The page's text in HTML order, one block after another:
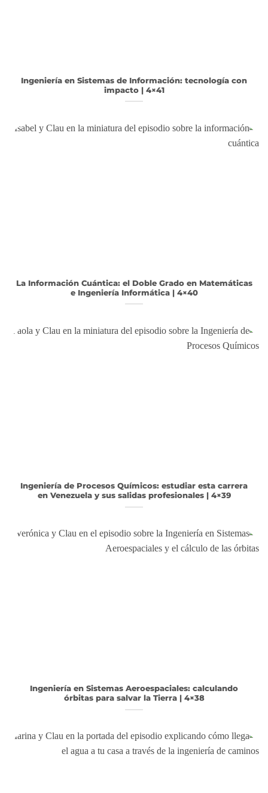
Ingeniería en Sistemas de Información: tecnología con
impacto | 4×41
La Información Cuántica: el Doble Grado en Matemáticas
e Ingeniería Informática | 4×40
Ingeniería de Procesos Químicos: estudiar esta carrera
en Venezuela y sus salidas profesionales | 4×39
Ingeniería en Sistemas Aeroespaciales: calculando
órbitas para salvar la Tierra | 4×38